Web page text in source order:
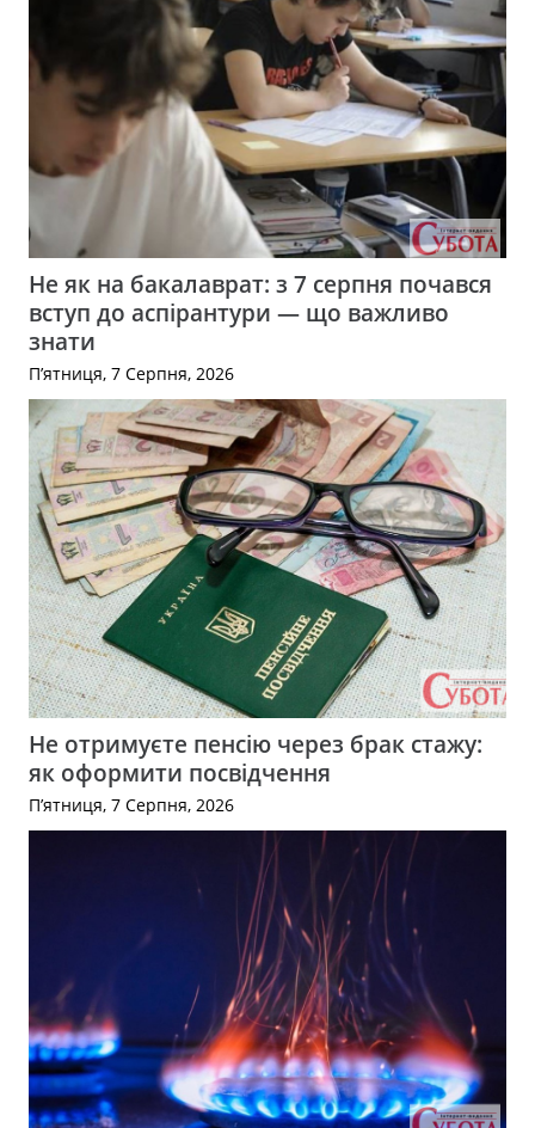
Не як на бакалаврат: з 7 серпня почався
вступ до аспірантури — що важливо
знати
П’ятниця, 7 Серпня, 2026
Не отримуєте пенсію через брак стажу:
як оформити посвідчення
П’ятниця, 7 Серпня, 2026